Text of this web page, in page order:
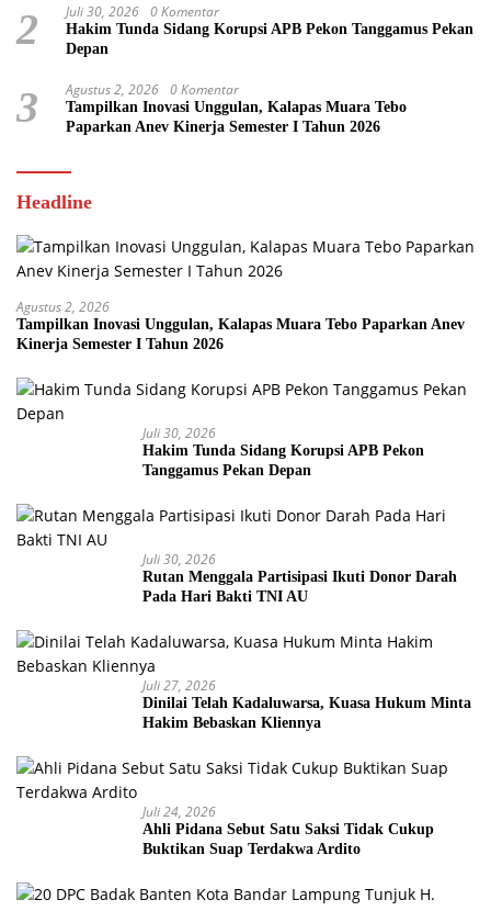
2 Juli 30, 2026 0 Komentar
Hakim Tunda Sidang Korupsi APB Pekon Tanggamus Pekan
Depan
3 Agustus 2, 2026 0 Komentar
Tampilkan Inovasi Unggulan, Kalapas Muara Tebo
Paparkan Anev Kinerja Semester I Tahun 2026
Headline
Agustus 2, 2026
Tampilkan Inovasi Unggulan, Kalapas Muara Tebo Paparkan Anev
Kinerja Semester I Tahun 2026
Juli 30, 2026
Hakim Tunda Sidang Korupsi APB Pekon
Tanggamus Pekan Depan
Juli 30, 2026
Rutan Menggala Partisipasi Ikuti Donor Darah
Pada Hari Bakti TNI AU
Juli 27, 2026
Dinilai Telah Kadaluwarsa, Kuasa Hukum Minta
Hakim Bebaskan Kliennya
Juli 24, 2026
Ahli Pidana Sebut Satu Saksi Tidak Cukup
Buktikan Suap Terdakwa Ardito